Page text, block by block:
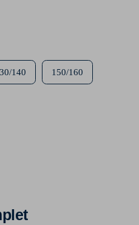
140 150/160